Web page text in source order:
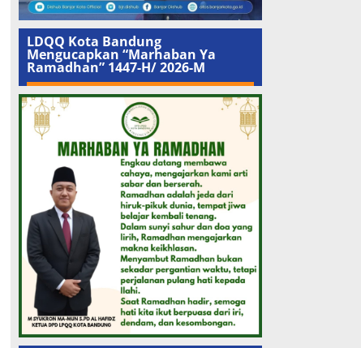
LDQQ Kota Bandung
Mengucapkan “Marhaban Ya
Ramadhan” 1447-H/ 2026-M